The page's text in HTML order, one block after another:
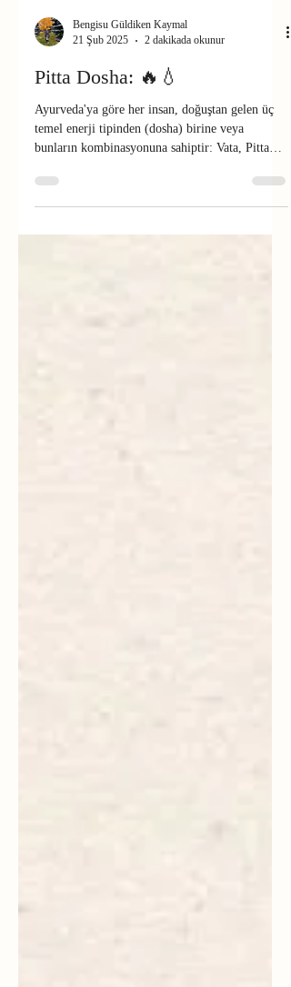
Bengisu Güldiken Kaymal
21 Şub 2025
2 dakikada okunur
Pitta Dosha: 🔥💧
Ayurveda'ya göre her insan, doğuştan gelen üç
bunların kombinasyonuna sahiptir: Vata, Pitta
ve...